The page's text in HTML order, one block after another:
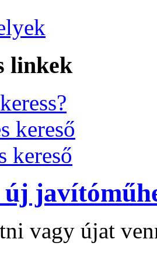
linkek
kereső
kereső
vagy újat